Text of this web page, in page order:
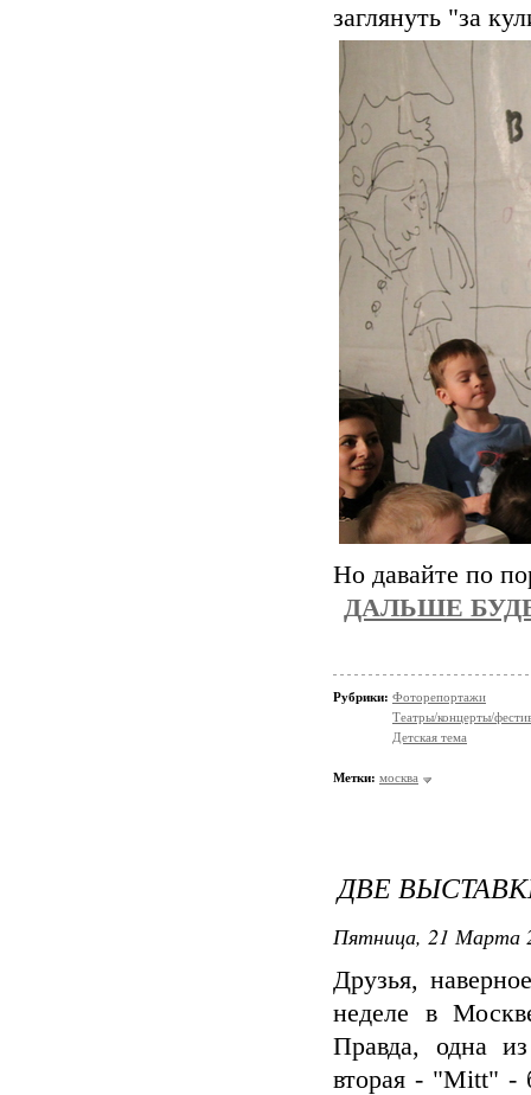
заглянуть "за
Но давайте по
ДАЛЬШЕ
Рубрики: Фоторепортажи
Театры/концерты/
Детская тема
Метки: москва
ДВЕ
Пятница, 21 Марта
Друзья,
неделе в
Правда, одна
вторая - "Mitt" -